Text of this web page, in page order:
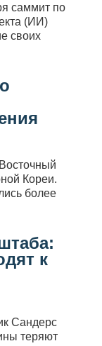
саммит по
(ИИ)
своих
Кореи.
более
к
Сандерс
теряют